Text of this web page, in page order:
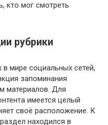
кто мог смотреть
рубрики
мире социальных сетей,
запоминания
материалов. Для
имеется целый
своё расположение. К
находился в